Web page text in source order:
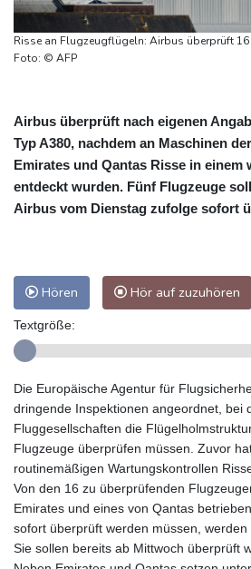
Risse an Flugzeugflügeln: Airbus überprüft
Foto: © AFP
Airbus überprüft nach eigenen
Typ A380, nachdem an Maschinen
Emirates und Qantas Risse in einem
entdeckt wurden. Fünf Flugzeuge
Airbus vom Dienstag zufolge sofort
Hören Hör auf zuzuhören
Textgröße:
Die Europäische Agentur für
dringende Inspektionen angeordnet, bei
Fluggesellschaften die
Flugzeuge überprüfen müssen. Zuvor
routinemäßigen Wartungskontrollen
Von den 16 zu überprüfenden
Emirates und eines von Qantas
sofort überprüft werden müssen,
Sie sollen bereits ab Mittwoch überprüft